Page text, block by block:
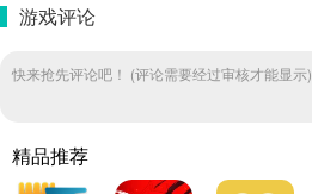
游戏评论
快来抢先评论吧！ (评论需要经过审核才能显示)
精品推荐